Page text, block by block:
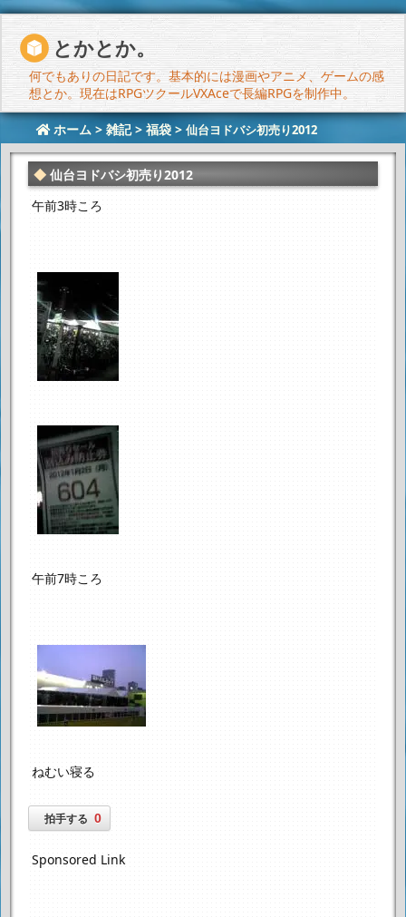
とかとか。
何でもありの日記です。基本的には漫画やアニメ、ゲームの感
想とか。現在はRPGツクールVXAceで長編RPGを制作中。
ホーム > 雑記> 福袋 > 仙台ヨドバシ初売り2012
仙台ヨドバシ初売り2012
午前3時ころ
午前7時ころ
ねむい寝る
拍手する 0
Sponsored Link